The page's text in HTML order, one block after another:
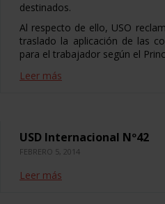
destinados.
Al respecto de ello, USO
traslado la aplicación de las
para el trabajador según el
Leer más
USD Internacional Nº42
FEBRERO 5, 2014
Leer más